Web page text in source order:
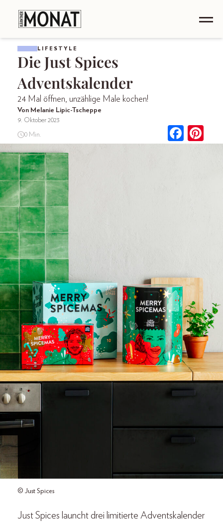
LIFESTYLE
Die Just Spices
Adventskalender
24 Mal öffnen, unzählige Male kochen!
Von Melanie Lipic-Tscheppe
9. Oktober 2023
0 Min.
© Just Spices
Just Spices launcht drei limitierte Adventskalender